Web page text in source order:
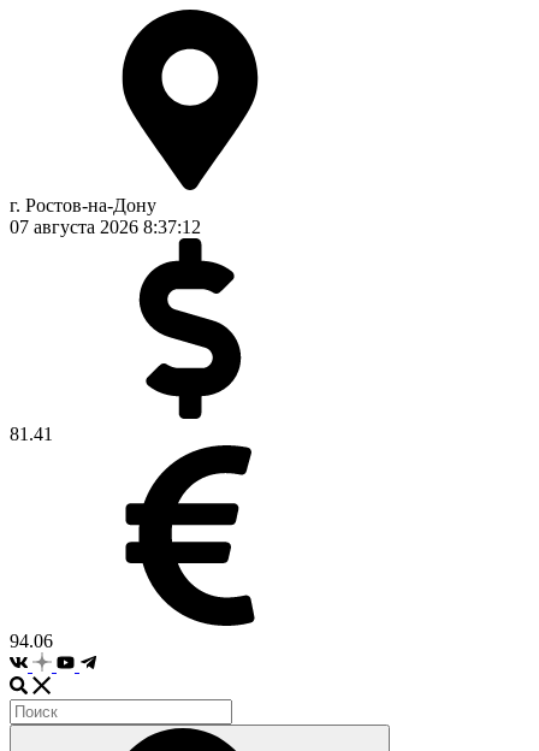
г. Ростов-на-Дону
07 августа 2026 8:37:12
81.41
94.06